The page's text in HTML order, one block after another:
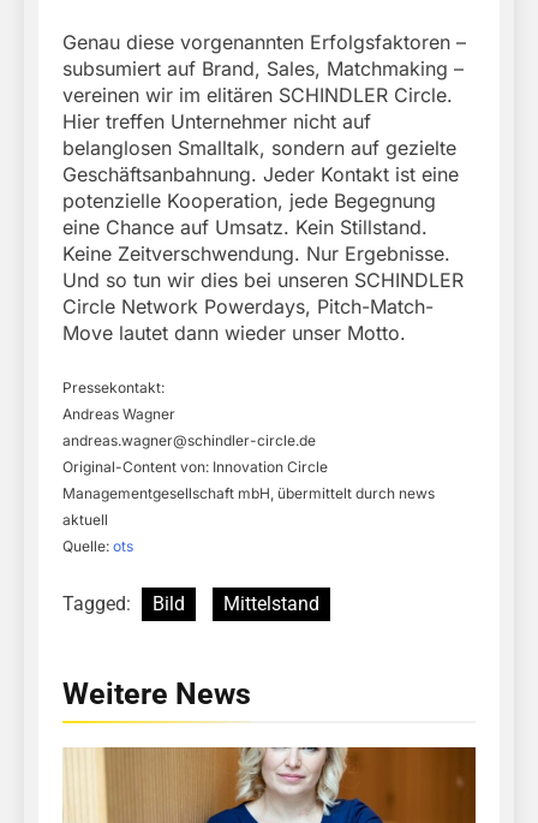
Genau diese vorgenannten Erfolgsfaktoren –
subsumiert auf Brand, Sales, Matchmaking –
vereinen wir im elitären SCHINDLER Circle.
Hier treffen Unternehmer nicht auf
belanglosen Smalltalk, sondern auf gezielte
Geschäftsanbahnung. Jeder Kontakt ist eine
potenzielle Kooperation, jede Begegnung
eine Chance auf Umsatz. Kein Stillstand.
Keine Zeitverschwendung. Nur Ergebnisse.
Und so tun wir dies bei unseren SCHINDLER
Circle Network Powerdays, Pitch-Match-
Move lautet dann wieder unser Motto.
Pressekontakt:
Andreas Wagner
andreas.wagner@schindler-circle.de
Original-Content von: Innovation Circle
Managementgesellschaft mbH, übermittelt durch news
aktuell
Quelle: ots
Tagged: Bild Mittelstand
Weitere News